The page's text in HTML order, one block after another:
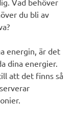
du bli av
energin, är det
dina energier.
att det finns så